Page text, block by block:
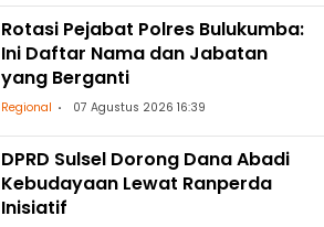
Rotasi Pejabat Polres Bulukumba:
Ini Daftar Nama dan Jabatan
yang Berganti
Regional 07 Agustus 2026 16:39
DPRD Sulsel Dorong Dana Abadi
Kebudayaan Lewat Ranperda
Inisiatif